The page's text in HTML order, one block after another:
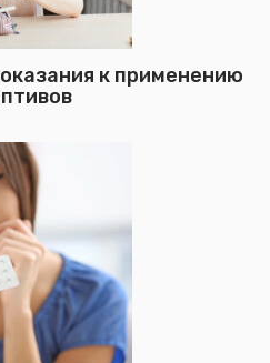
к применению